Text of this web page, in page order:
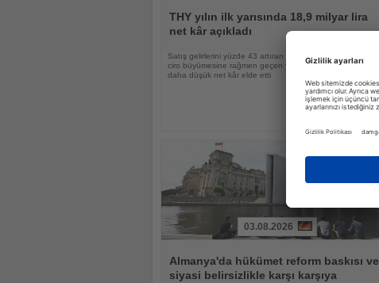
Oku
THY yılın ilk yarısında 18,9 milyar lira
net kâr açıkladı
Satış gelirlerini yüzde 43 artıran Türk Hava Yolları, güçlü
ciro büyümesine rağmen geçen yılın aynı dönemine göre
daha düşük net kâr elde etti
Oku
03.08.2026
Almanya'da hükümet reform baskısı ve
siyasi belirsizlikle karşı karşıya